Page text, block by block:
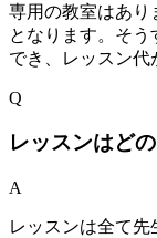
専用の教室はあり
となります。そ
でき、レッスン代
Q
レッスンはど
A
レッスンは全て